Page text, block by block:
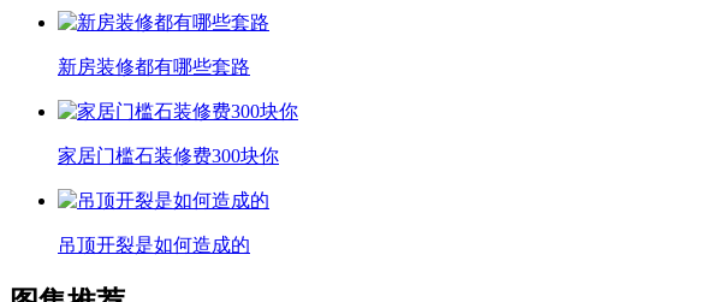
新房装修都有哪些套路
家居门槛石装修费300块你
吊顶开裂是如何造成的